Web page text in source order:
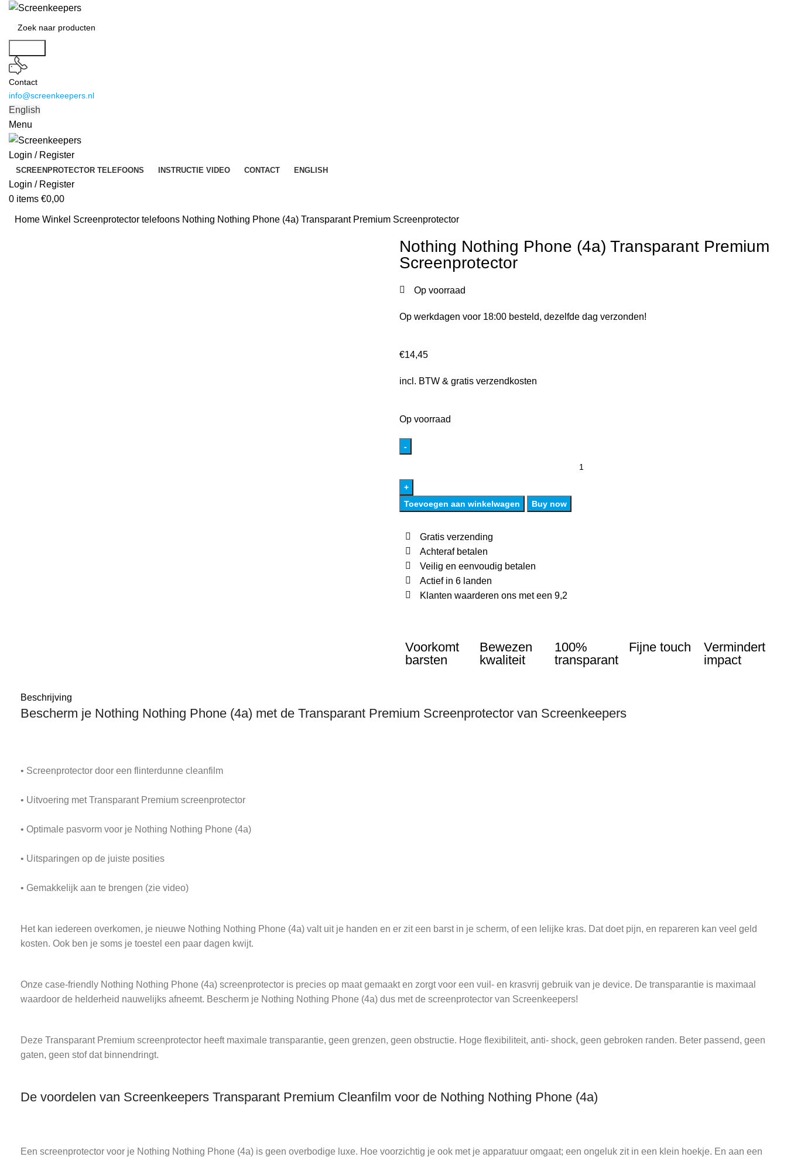
Contact
info@screenkeepers.nl
English
Menu
Login / Register
SCREENPROTECTOR TELEFOONS INSTRUCTIE VIDEO CONTACT ENGLISH
Login / Register
0 items €0,00
Home Winkel Screenprotector telefoons Nothing Nothing Phone (4a) Transparant Premium Screenprotector
Nothing Nothing Phone (4a) Transparant Premium
Screenprotector
Op voorraad
Op werkdagen voor 18:00 besteld, dezelfde dag verzonden!
€14,45
incl. BTW & gratis verzendkosten
Op voorraad
Toevoegen aan winkelwagen Buy now
Gratis verzending
Achteraf betalen
Veilig en eenvoudig betalen
Actief in 6 landen
Klanten waarderen ons met een 9,2
Voorkomt
barsten
Bewezen
kwaliteit
100%
transparant
Fijne touch
Vermindert
impact
Beschrijving
Bescherm je Nothing Nothing Phone (4a) met de Transparant Premium Screenprotector van Screenkeepers
• Screenprotector door een flinterdunne cleanfilm
• Uitvoering met Transparant Premium screenprotector
• Optimale pasvorm voor je Nothing Nothing Phone (4a)
• Uitsparingen op de juiste posities
• Gemakkelijk aan te brengen (zie video)
Het kan iedereen overkomen, je nieuwe Nothing Nothing Phone (4a) valt uit je handen en er zit een barst in je scherm, of een lelijke kras. Dat doet pijn, en repareren kan veel geld
kosten. Ook ben je soms je toestel een paar dagen kwijt.
Onze case-friendly Nothing Nothing Phone (4a) screenprotector is precies op maat gemaakt en zorgt voor een vuil- en krasvrij gebruik van je device. De transparantie is maximaal
waardoor de helderheid nauwelijks afneemt. Bescherm je Nothing Nothing Phone (4a) dus met de screenprotector van Screenkeepers!
Deze Transparant Premium screenprotector heeft maximale transparantie, geen grenzen, geen obstructie. Hoge flexibiliteit, anti- shock, geen gebroken randen. Beter passend, geen
gaten, geen stof dat binnendringt.
De voordelen van Screenkeepers Transparant Premium Cleanfilm voor de Nothing Nothing Phone (4a)
Een screenprotector voor je Nothing Nothing Phone (4a) is geen overbodige luxe. Hoe voorzichtig je ook met je apparatuur omgaat; een ongeluk zit in een klein hoekje. En aan een